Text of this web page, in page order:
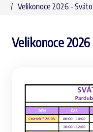
Velikonoce 2026 -
Velikonoce